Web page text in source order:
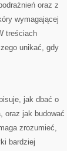
oraz z
wymagającej
treściach
unikać, gdy
jak dbać o
oraz jak budować
zrozumieć,
bardziej